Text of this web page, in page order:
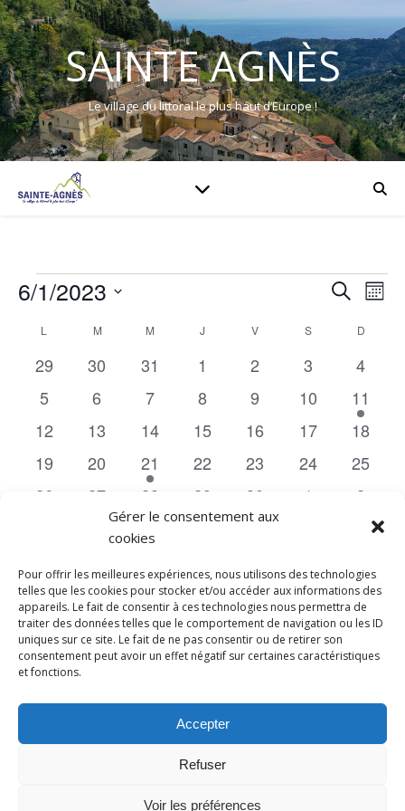
Gérer le consentement aux
cookies
Pour offrir les meilleures expériences, nous utilisons des technologies
telles que les cookies pour stocker et/ou accéder aux informations des
appareils. Le fait de consentir à ces technologies nous permettra de
traiter des données telles que le comportement de navigation ou les ID
uniques sur ce site. Le fait de ne pas consentir ou de retirer son
consentement peut avoir un effet négatif sur certaines caractéristiques
et fonctions.
Accepter
Refuser
Voir les préférences
SAINTE AGNÈS
Le village du littoral le plus haut d’Europe !
Évènements
de
vues
Mois
6/1/2023
date.Calendrier
de
Évènements
L M M MERCREDI
J V VENDREDI
SSAMEDI D
0
évènements
29
0
évènements
30
0
évènements
31
0
évènements
1
0
évènements
2
0
évènements
3
0
4
0
évènements
5
0
évènements
6
0
évènements
7
0
évènements
8
0
évènements
9
0
évènements
10
1
11
0
évènements
12
0
évènements
13
0
évènements
14
0
évènements
15
0
évènements
16
0
évènements
17
0
18
0
évènements
19
0
évènements
20
1
évènement
21
0
évènements
22
0
évènements
23
0
évènements
24
0
25
0
évènements
26
0
évènements
27
0
évènements
28
0
évènements
29
1
évènement
30
0
évènements
1
0
2
S’abonner au calendrier